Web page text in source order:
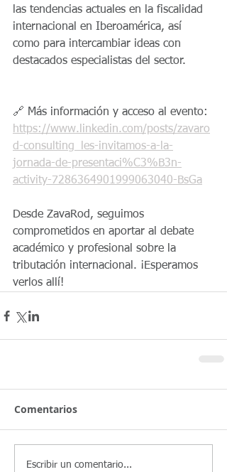
las tendencias actuales en la fiscalidad
internacional en Iberoamérica, así
como para intercambiar ideas con
destacados especialistas del sector.
🔗 Más información y acceso al evento:
https://www.linkedin.com/posts/zavaro
d-consulting_les-invitamos-a-la-
jornada-de-presentaci%C3%B3n-
activity-7286364901999063040-BsGa
Desde ZavaRod, seguimos
comprometidos en aportar al debate
académico y profesional sobre la
tributación internacional. ¡Esperamos
verlos allí!
Comentarios
Escribir un comentario...